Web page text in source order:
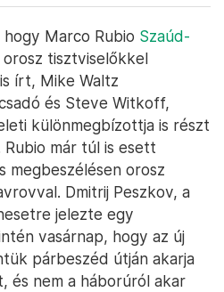
Marco Rubio Szaúd-
tisztviselőkkel
írt, Mike Waltz
és Steve Witkoff,
különmegbízottja is részt
már túl is esett
megbeszélésen orosz
Dmitrij Peszkov, a
jelezte egy
vasárnap, hogy az új
párbeszéd útján akarja
és nem a háborúról akar